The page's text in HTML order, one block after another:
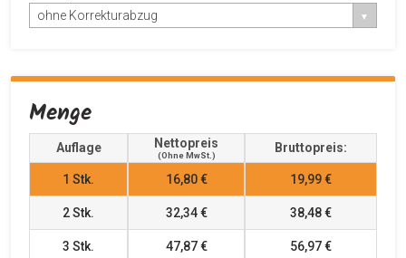
ohne Korrekturabzug
Menge
Auflage Nettopreis
(ohne MwSt.)
Bruttopreis:
1 Stk. 16,80 € 19,99 €
2Stk. 32,34 € 38,48 €
3 Stk. 47,87 € 56,97 €